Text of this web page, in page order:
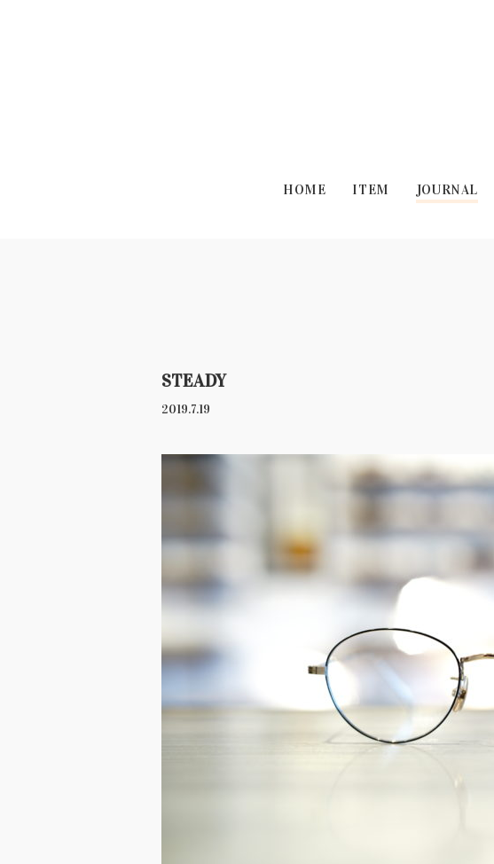
HOME ITEM JOURNAL
STEADY
2019.7.19